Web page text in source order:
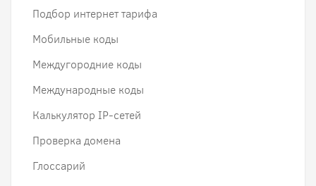
Подбор интернет тарифа
Мобильные коды
Междугородние коды
Международные коды
Калькулятор IP-сетей
Проверка домена
Глоссарий